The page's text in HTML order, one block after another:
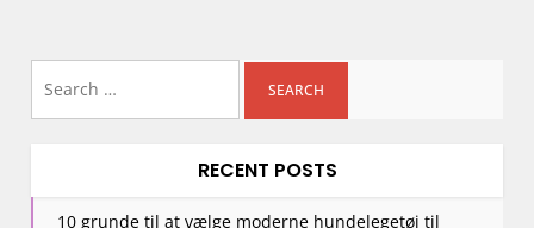
RECENT POSTS
10 grunde til at vælge moderne hundelegetøj til